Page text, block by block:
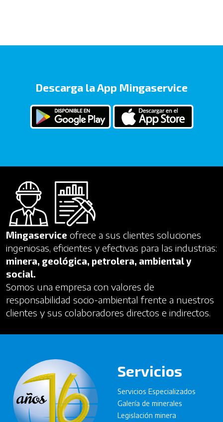
Descarga la App Mingaservice
Mingaservice ofrece a sus clientes soluciones
ingeniosas, eficientes y efectivas para las industrias:
minera, geológica, petrolera, ambiental y
social.
Somos una empresa con valores de
responsabilidad socio-ambiental frente a nuestros
clientes y sus colaboradores directos e indirectos.
Servicios
Servicios Especializados
Galería de minerales
Legislación minera